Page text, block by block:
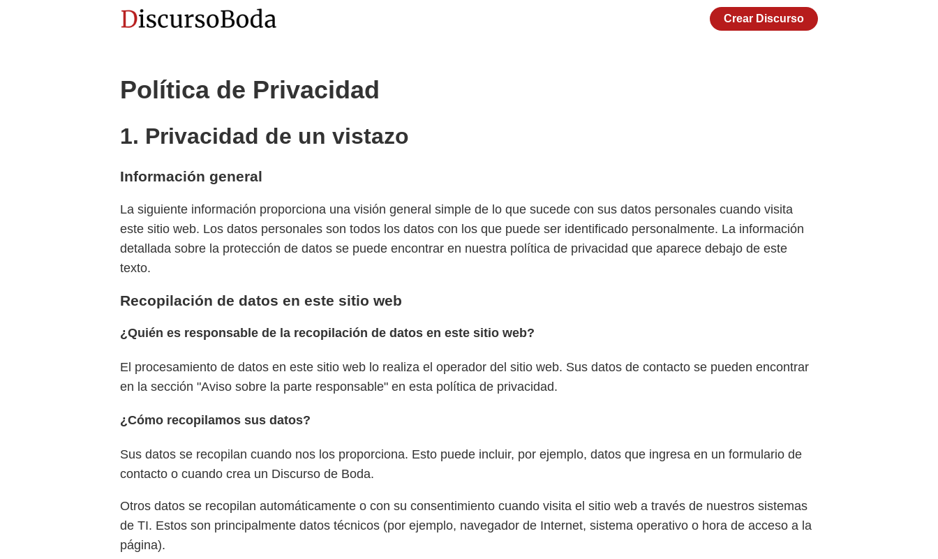
Crear Discurso
Política de Privacidad
1. Privacidad de un vistazo
Información general
La siguiente información proporciona una visión general simple de lo que sucede con sus datos personales cuando visita
este sitio web. Los datos personales son todos los datos con los que puede ser identificado personalmente. La información
detallada sobre la protección de datos se puede encontrar en nuestra política de privacidad que aparece debajo de este
texto.
Recopilación de datos en este sitio web
¿Quién es responsable de la recopilación de datos en este sitio web?
El procesamiento de datos en este sitio web lo realiza el operador del sitio web. Sus datos de contacto se pueden encontrar
en la sección "Aviso sobre la parte responsable" en esta política de privacidad.
¿Cómo recopilamos sus datos?
Sus datos se recopilan cuando nos los proporciona. Esto puede incluir, por ejemplo, datos que ingresa en un formulario de
contacto o cuando crea un Discurso de Boda.
Otros datos se recopilan automáticamente o con su consentimiento cuando visita el sitio web a través de nuestros sistemas
de TI. Estos son principalmente datos técnicos (por ejemplo, navegador de Internet, sistema operativo o hora de acceso a la
página).